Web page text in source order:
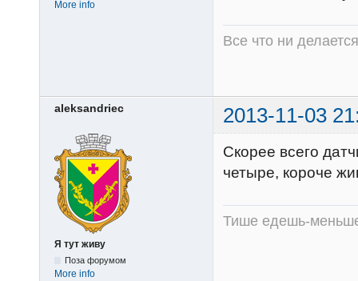
More info
Все что ни
aleksandriec 2013-11-03
Я тут живу
Поза форумом
More info
Скорее всего
четыре, короче
Тише едешь-